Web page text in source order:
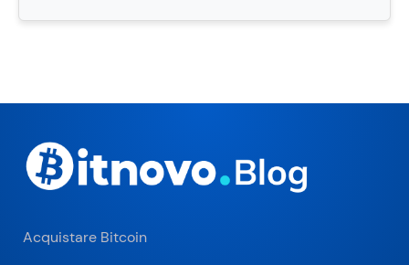
Acquistare Bitcoin